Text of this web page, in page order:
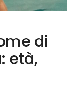
di
età,